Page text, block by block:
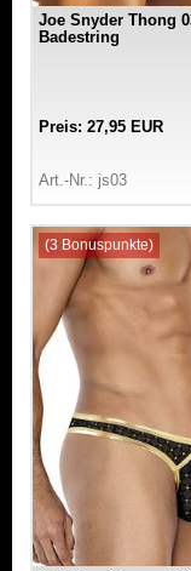
Joe Snyder Thong
Badestring
Preis: 27,95 EUR
Art.-Nr.: js03
(3 Bonuspunkte)